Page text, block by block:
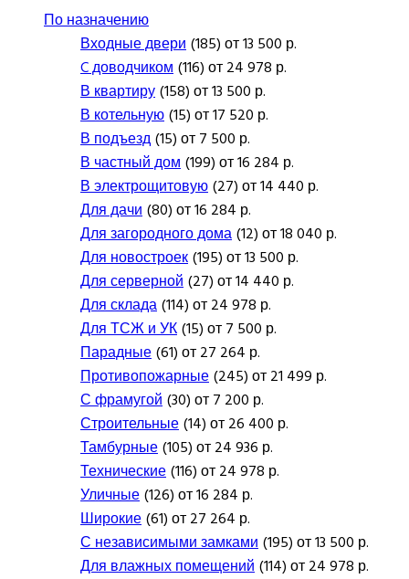
По назначению
Входные двери(185) от 13 500 р.
C доводчиком(116) от 24 978 р.
В квартиру(158) от 13 500 р.
В котельную(15) от 17 520 р.
В подъезд(15) от 7 500 р.
В частный дом(199) от 16 284 р.
В электрощитовую(27) от 14 440 р.
Для дачи(80) от 16 284 р.
Для загородного дома(12) от 18 040 р.
Для новостроек(195) от 13 500 р.
Для серверной(27) от 14 440 р.
Для склада(114) от 24 978 р.
Для ТСЖ и УК(15) от 7 500 р.
Парадные(61) от 27 264 р.
Противопожарные(245) от 21 499 р.
С фрамугой(30) от 7 200 р.
Строительные(14) от 26 400 р.
Тамбурные(105) от 24 936 р.
Технические(116) от 24 978 р.
Уличные(126) от 16 284 р.
Широкие(61) от 27 264 р.
С независимыми замками(195) от 13 500 р.
Для влажных помещений(114) от 24 978 р.